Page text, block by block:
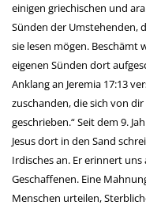
einigen griechischen und
Sünden der Umstehenden,
sie lesen mögen. Beschämt
eigenen Sünden dort
Anklang an Jeremia 17:13
zuschanden, die sich von
geschrieben.“ Seit dem 9.
Jesus dort in den Sand
Irdisches an. Er erinnert
Geschaffenen. Eine
Menschen urteilen,